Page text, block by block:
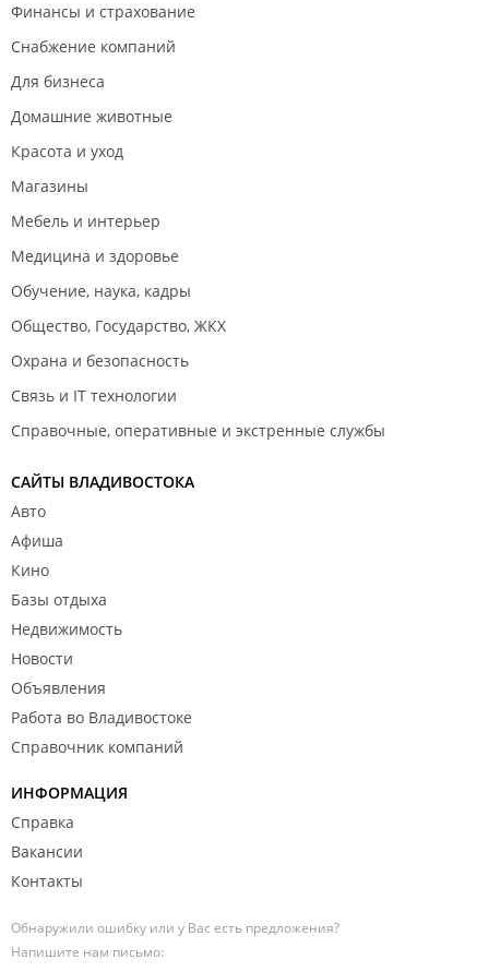
Финансы и страхование
Снабжение компаний
Для бизнеса
Домашние животные
Красота и уход
Магазины
Мебель и интерьер
Медицина и здоровье
Обучение, наука, кадры
Общество, Государство, ЖКХ
Охрана и безопасность
Связь и IT технологии
Справочные, оперативные и экстренные службы
САЙТЫ ВЛАДИВОСТОКА
Авто
Афиша
Кино
Базы отдыха
Недвижимость
Новости
Объявления
Работа во Владивостоке
Справочник компаний
ИНФОРМАЦИЯ
Справка
Вакансии
Контакты
Обнаружили ошибку или у Вас есть предложения?
Напишите нам письмо: